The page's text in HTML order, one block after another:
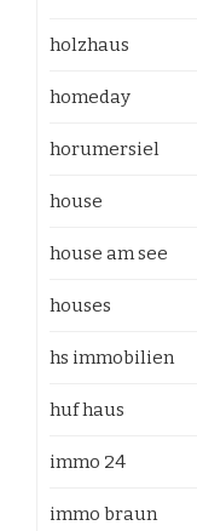
holzhaus
homeday
horumersiel
house
house am see
houses
hs immobilien
huf haus
immo 24
immo braun